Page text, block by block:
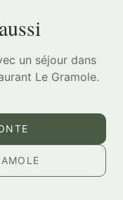
un séjour dans
Le Gramole.